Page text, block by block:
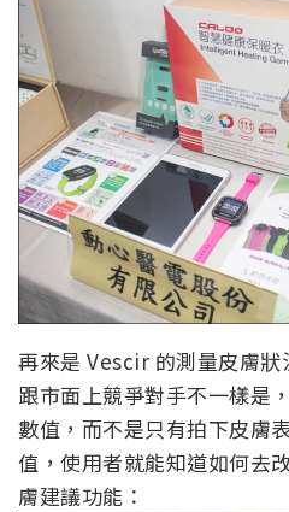
再來是 Vescir 的測量皮膚
跟市面上競爭對手不一樣是
數值，而不是只有拍下皮膚
值，使用者就能知道如何去
膚建議功能：